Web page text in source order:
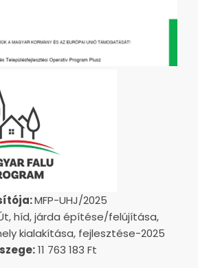
MFP-UHJ/2025
híd, járda építése/felújítása,
kialakítása, fejlesztése-2025
11 763 183 Ft